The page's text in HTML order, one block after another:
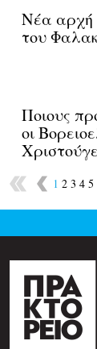
Νέα αρχή
του
Ποιους
οι
1 2 3 4 5